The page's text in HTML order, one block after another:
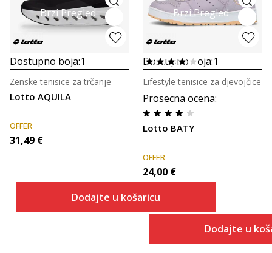
Brzi Pregled
Dostupno boja:1
Lotto AQUILA
Ženske tenisice za trčanje
OFFER
31,49 €
Dodajte u košaricu
Brzi Pregled
Dostupno boja:1
Prosecna ocena:
Lotto BATY
Lifestyle tenisice za djevojčice
OFFER
24,00 €
Dodajte u